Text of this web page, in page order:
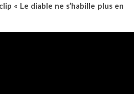
« Le diable ne s’habille plus en